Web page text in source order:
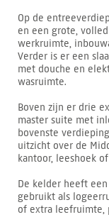
Op de
en een grote,
werkruimte,
Verder is er een
met douche en
wasruimte.
Boven zijn er drie
master suite met
bovenste
uitzicht over de
kantoor, leeshoek
De kelder heeft
gebruikt als
of extra leefruimte,